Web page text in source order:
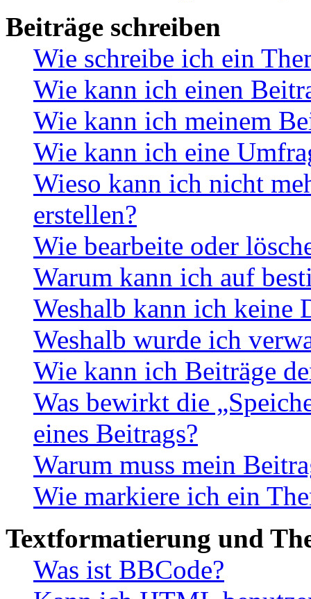
Beiträge schreiben
Wie schreibe ich ein
Wie kann ich einen
Wie kann ich meinem
Wie kann ich eine
Wieso kann ich nicht
erstellen?
Wie bearbeite oder
Warum kann ich auf
Weshalb kann ich keine
Weshalb wurde ich
Wie kann ich Beiträge
Was bewirkt die
eines Beitrags?
Warum muss mein
Wie markiere ich ein
Textformatierung und
Was ist BBCode?